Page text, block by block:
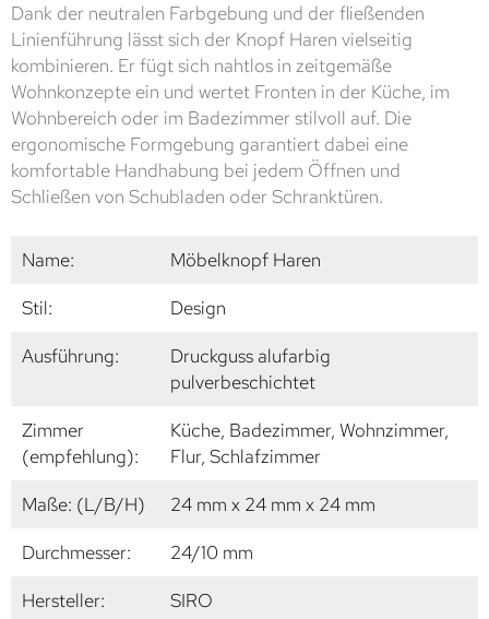
Dank der neutralen Farbgebung und der fließenden
Linienführung lässt sich der Knopf Haren vielseitig
kombinieren. Er fügt sich nahtlos in zeitgemäße
Wohnkonzepte ein und wertet Fronten in der Küche, im
Wohnbereich oder im Badezimmer stilvoll auf. Die
ergonomische Formgebung garantiert dabei eine
komfortable Handhabung bei jedem Öffnen und
Schließen von Schubladen oder Schranktüren.
Name:
Möbelknopf Haren
Stil:
Design
Ausführung:
Druckguss alufarbig
pulverbeschichtet
Zimmer
(empfehlung):
Küche, Badezimmer, Wohnzimmer,
Flur, Schlafzimmer
Maße: (L/B/H)
24 mm x 24 mm x 24 mm
Durchmesser:
24/10 mm
Hersteller:
SIRO